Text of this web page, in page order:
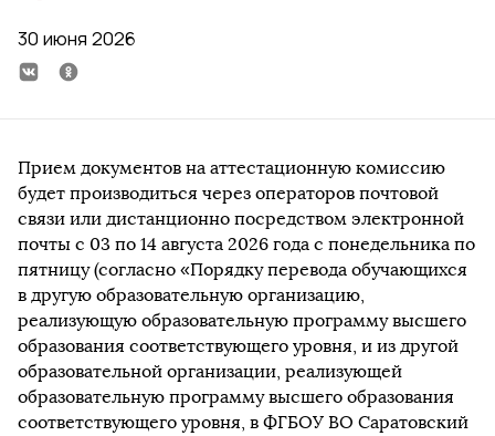
30 июня 2026
Прием документов на аттестационную комиссию
будет производиться через операторов почтовой
связи или дистанционно посредством электронной
почты с 03 по 14 августа 2026 года с понедельника по
пятницу (согласно «Порядку перевода обучающихся
в другую образовательную организацию,
реализующую образовательную программу высшего
образования соответствующего уровня, и из другой
образовательной организации, реализующей
образовательную программу высшего образования
соответствующего уровня, в ФГБОУ ВО Саратовский